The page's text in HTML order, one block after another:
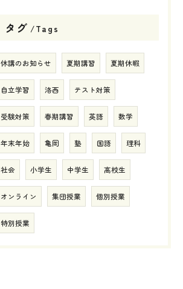
タグ Tags
休講のお知らせ 夏期講習 夏期休暇
自立学習 洛西 テスト対策
受験対策 春期講習 英語 数学
年末年始 亀岡 塾 国語 理科
社会 小学生 中学生 高校生
オンライン 集団授業 個別授業
特別授業